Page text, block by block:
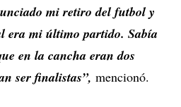
mi retiro del futbol y
era mi último partido. Sabía
en la cancha eran dos
ser finalistas”, mencionó.